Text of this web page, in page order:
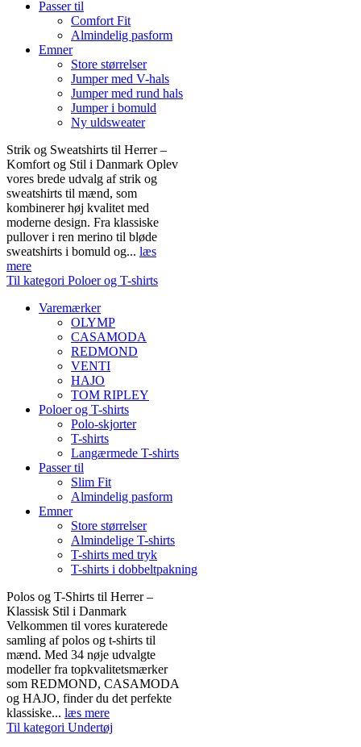
Passer til
Comfort Fit
Almindelig pasform
Emner
Store størrelser
Jumper med V-hals
Jumper med rund hals
Jumper i bomuld
Ny uldsweater
Strik og Sweatshirts til Herrer –
Komfort og Stil i Danmark Oplev
vores brede udvalg af strik og
sweatshirts til mænd, som
kombinerer høj kvalitet med
moderne design. Fra klassiske
pullover i ren merino til bløde
sweatshirts i bomuld og... læs
mere
Til kategori Poloer og T-shirts
Varemærker
OLYMP
CASAMODA
REDMOND
VENTI
HAJO
TOM RIPLEY
Poloer og T-shirts
Polo-skjorter
T-shirts
Langærmede T-shirts
Passer til
Slim Fit
Almindelig pasform
Emner
Store størrelser
Almindelige T-shirts
T-shirts med tryk
T-shirts i dobbeltpakning
Polos og T-Shirts til Herrer –
Klassisk Stil i Danmark
Velkommen til vores kuraterede
samling af polos og t-shirts til
mænd. Med 34 nøje udvalgte
modeller fra topkvalitetsmærker
som REDMOND, CASAMODA
og HAJO, finder du det perfekte
klassiske... læs mere
Til kategori Undertøj